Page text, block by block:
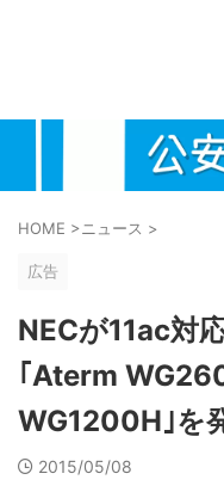
HOME >ニュース >
広告
NECが11ac対
｢Aterm
WG1200H｣を
2015/05/08